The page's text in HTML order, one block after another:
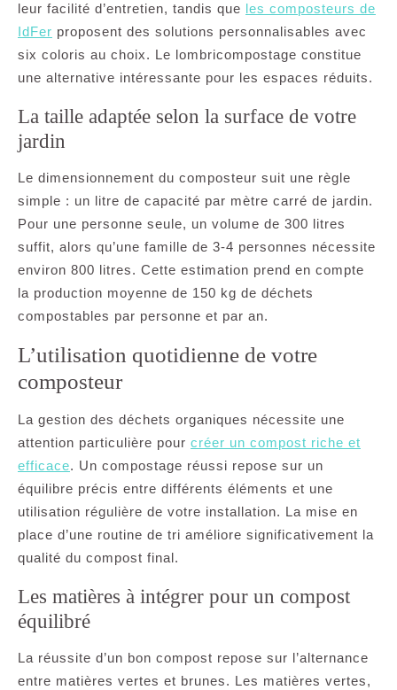
leur facilité d’entretien, tandis que les composteurs de
IdFer proposent des solutions personnalisables avec
six coloris au choix. Le lombricompostage constitue
une alternative intéressante pour les espaces réduits.
La taille adaptée selon la surface de votre
jardin
Le dimensionnement du composteur suit une règle
simple : un litre de capacité par mètre carré de jardin.
Pour une personne seule, un volume de 300 litres
suffit, alors qu’une famille de 3-4 personnes nécessite
environ 800 litres. Cette estimation prend en compte
la production moyenne de 150 kg de déchets
compostables par personne et par an.
L’utilisation quotidienne de votre
composteur
La gestion des déchets organiques nécessite une
attention particulière pour créer un compost riche et
efficace. Un compostage réussi repose sur un
équilibre précis entre différents éléments et une
utilisation régulière de votre installation. La mise en
place d’une routine de tri améliore significativement la
qualité du compost final.
Les matières à intégrer pour un compost
équilibré
La réussite d’un bon compost repose sur l’alternance
entre matières vertes et brunes. Les matières vertes,